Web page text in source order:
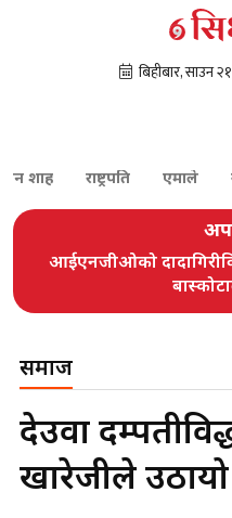
राष्ट्रपति एमाले
आईएनजीओको
समाज
देउवा
खारेजीले उठायो